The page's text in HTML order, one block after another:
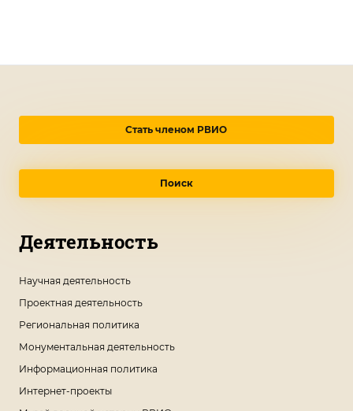
Стать членом РВИО
Поиск
Деятельность
Научная деятельность
Проектная деятельность
Региональная политика
Монументальная деятельность
Информационная политика
Интернет-проекты